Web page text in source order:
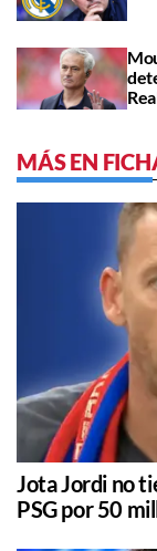
MÁS EN
Jota Jordi no
PSG por 50